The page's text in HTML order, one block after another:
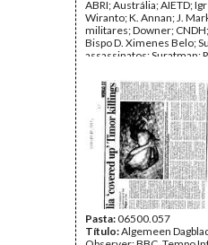
ABRI; Austrália; AIETD;
Wiranto; K. Annan; J.
militares; Downer;
Bispo D. Ximenes Belo;
assassinatos; Suratman;
genocídio; prémio
documentos
Bamadhaj; Portugal;
refugiados; tribunal
Deakin; Lay Kon Tji; P.
TAPOL; Suharto; HRWA;
Aditjondro; NZ; Santa
solidariedade; mortes; S.
jornalistas; RENETIL;
J. Pilger; Abilio Soares;
CNRT; conversações;
Mindanao; FALINTIL;
Komnas HAM; Mário
Pasta:06500.057
Título:Algemeen